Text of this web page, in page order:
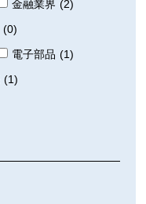
金融業界 (2)
(0)
電子部品 (1)
(1)